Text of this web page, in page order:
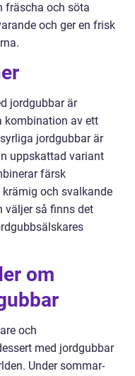
fräscha och söta
och ger en frisk
jordgubbar är
kombination av ett
jordgubbar är
uppskattad variant
färsk
och svalkande
väljer så finns det
om
och
med jordgubbar
Under sommar-